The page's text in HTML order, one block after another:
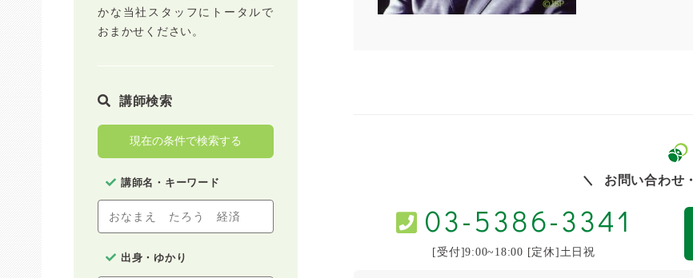
お問い合わせ
03-5386-3341
[受付]9:00~18:00 [定休]土日祝
かな当社スタッフにトータルで
おまかせください。
講師検索
現在の条件で検索する
講師名・キーワード
出身・ゆかり